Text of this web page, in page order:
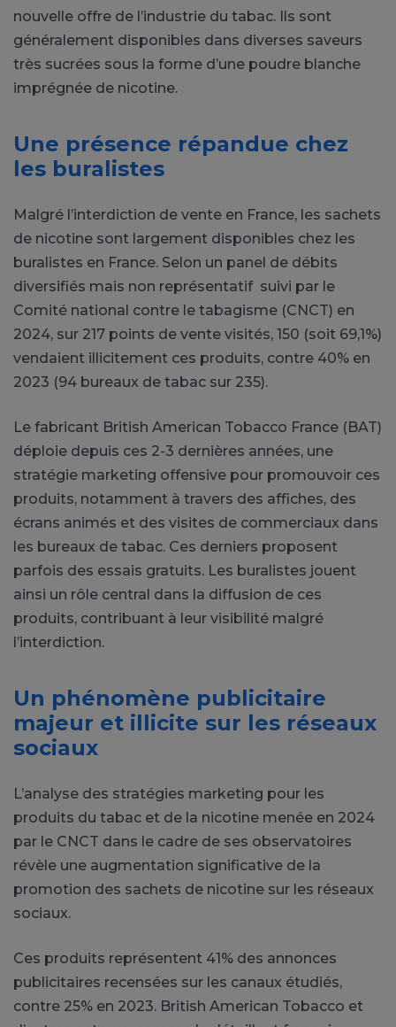
nouvelle offre de l’industrie du tabac. Ils sont
généralement disponibles dans diverses saveurs
très sucrées sous la forme d’une poudre blanche
imprégnée de nicotine.
Une présence répandue chez
les buralistes
Malgré l’interdiction de vente en France, les sachets
de nicotine sont largement disponibles chez les
buralistes en France. Selon un panel de débits
diversifiés mais non représentatif suivi par le
Comité national contre le tabagisme (CNCT) en
2024, sur 217 points de vente visités, 150 (soit 69,1%)
vendaient illicitement ces produits, contre 40% en
2023 (94 bureaux de tabac sur 235).
Le fabricant British American Tobacco France (BAT)
déploie depuis ces 2-3 dernières années, une
stratégie marketing offensive pour promouvoir ces
produits, notamment à travers des affiches, des
écrans animés et des visites de commerciaux dans
les bureaux de tabac. Ces derniers proposent
parfois des essais gratuits. Les buralistes jouent
ainsi un rôle central dans la diffusion de ces
produits, contribuant à leur visibilité malgré
l’interdiction.
Un phénomène publicitaire
majeur et illicite sur les réseaux
sociaux
L’analyse des stratégies marketing pour les
produits du tabac et de la nicotine menée en 2024
par le CNCT dans le cadre de ses observatoires
révèle une augmentation significative de la
promotion des sachets de nicotine sur les réseaux
sociaux.
Ces produits représentent 41% des annonces
publicitaires recensées sur les canaux étudiés,
contre 25% en 2023. British American Tobacco et